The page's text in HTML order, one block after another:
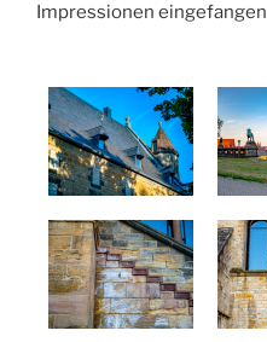
Impressionen eingefangen